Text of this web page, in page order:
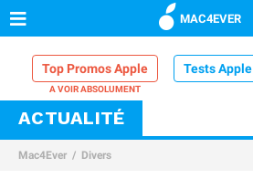
MAC4EVER
Top Promos Apple Tests Apple
VPN Mac
Comparatif iPhone
ACTUALITÉ
Mac4Ever Divers